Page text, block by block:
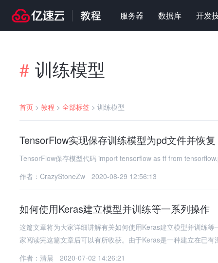
服务器 数据库 开发
# 训练模型
首页 > 教程 > 全部标签 > 训练模型
TensorFlow实现保存训练模型为pd文件并恢复
TensorFlow保存模型代码 import tensorflow as tf
作者：CrazyStoneZw
2020-08-29 12:56:13
如何使用Keras建立模型并训练等一系列操作
这篇文章将为大家详细讲解有关如何使用Keras建立模型并训练
家阅读完这篇文章后可以有所收获。由于Keras是一种建立在已有
作者：清晨
2020-07-02 14:26:21